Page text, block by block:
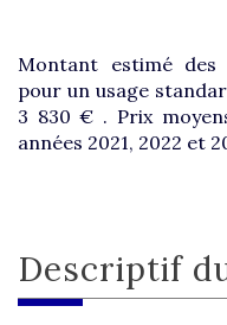
Montant estimé des
pour un usage
3 830 € . Prix
années 2021, 2022 et
descriptif